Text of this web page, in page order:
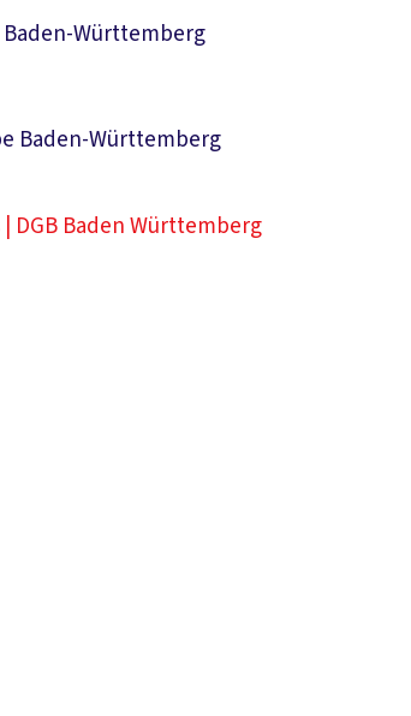
Württemberg
Baden-Württemberg
DGB Baden Württemberg